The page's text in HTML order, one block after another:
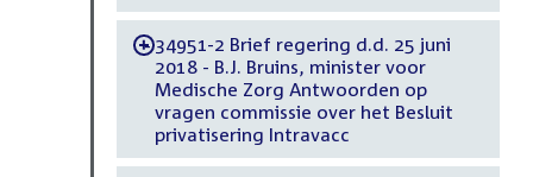
-34951-2 Brief regering d.d. 25 juni
2018 - B.J. Bruins, minister voor
Medische Zorg Antwoorden op
vragen commissie over het Besluit
privatisering Intravacc